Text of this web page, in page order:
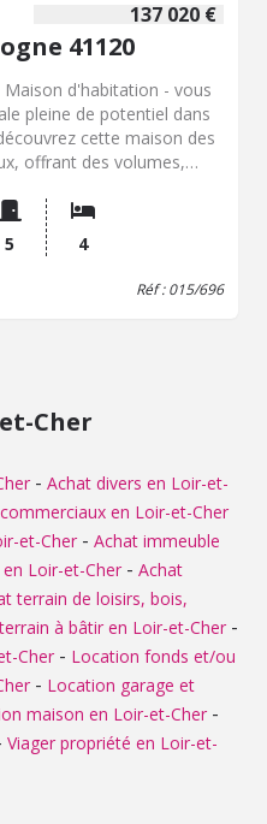
137 020 €
41120
Maison d'habitation - vous
pleine de potentiel dans
cette maison des
offrant des volumes,
- Classe énergie : G -
consommation
=> au 1/01/2028 si vente
de performance compris
5 4
Réf : 015/696
Cher
- Achat divers en Loir-et-
en Loir-et-Cher
et-Cher - Achat immeuble
Loir-et-Cher - Achat
terrain de loisirs, bois,
à bâtir en Loir-et-Cher -
Cher - Location fonds et/ou
- Location garage et
maison en Loir-et-Cher -
Viager propriété en Loir-et-